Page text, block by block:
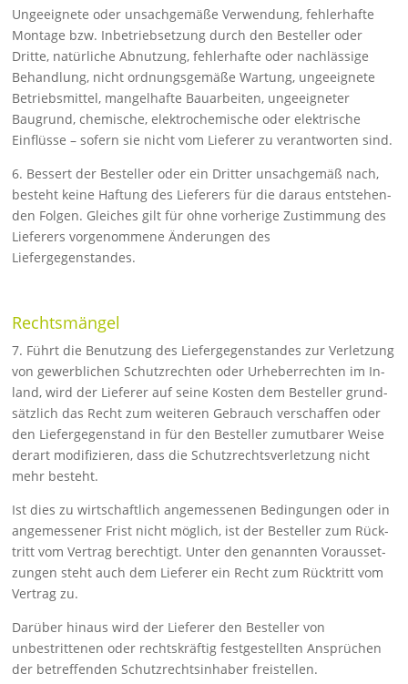
Ungeeignete oder unsachgemäße Verwendung, fehlerhafte
Mon­tage bzw. Inbetriebsetzung durch den Besteller oder
Dritte, natürli­che Ab­nutzung, fehlerhafte oder nachlässige
Behand­lung, nicht ordnungsge­mäße Wartung, ungeeignete
Betriebs­mittel, mangel­hafte Bauarbeiten, ungeeigneter
Baugrund, che­mische, elektro­chemische oder elektri­sche
Einflüsse – sofern sie nicht vom Lieferer zu verantworten sind.
6. Bessert der Besteller oder ein Dritter unsachgemäß nach,
besteht keine Haftung des Lieferers für die daraus entstehen­
den Folgen. Glei­ches gilt für ohne vorherige Zustimmung des
Lieferers vorge­nommene Änderungen des
Liefergegenstandes.
Rechtsmängel
7. Führt die Benutzung des Liefergegenstandes zur Verletzung
von ge­werblichen Schutzrechten oder Urheberrechten im In­
land, wird der Lieferer auf seine Kosten dem Besteller grund­
sätzlich das Recht zum weiteren Gebrauch verschaffen oder
den Lieferge­genstand in für den Besteller zumutbarer Weise
derart modifizie­ren, dass die Schutz­rechtsverletzung nicht
mehr besteht.
Ist dies zu wirtschaftlich angemessenen Bedingungen oder in
an­ge­messener Frist nicht möglich, ist der Besteller zum Rück­
tritt vom Ver­trag berechtigt. Unter den genannten Vorausset­
zungen steht auch dem Lieferer ein Recht zum Rücktritt vom
Vertrag zu.
Darüber hinaus wird der Lieferer den Besteller von
unbestritte­nen oder rechtskräftig festgestellten Ansprüchen
der betreffen­den Schutz­rechtsinhaber freistellen.